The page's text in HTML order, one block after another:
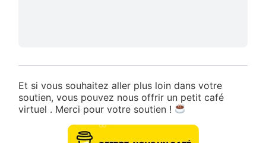
Et si vous souhaitez aller plus loin dans votre
soutien, vous pouvez nous offrir un petit café
virtuel . Merci pour votre soutien !